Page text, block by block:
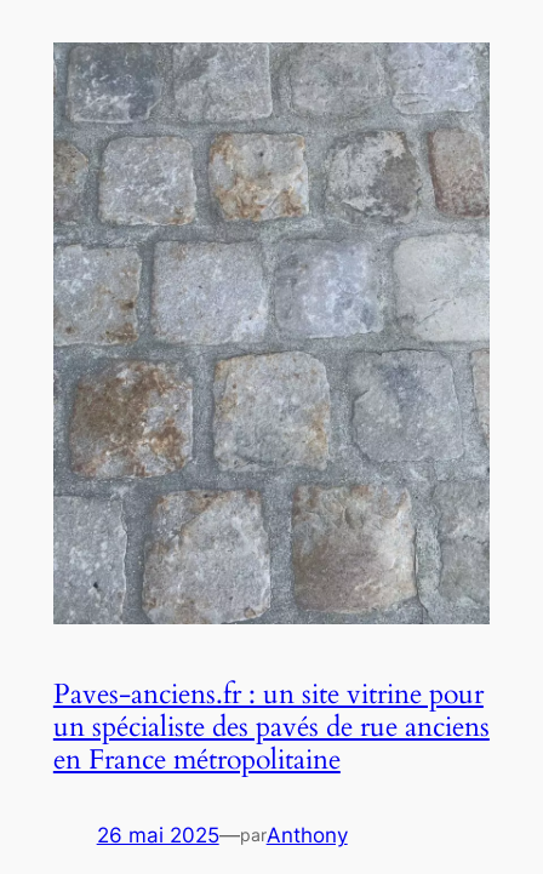
Paves-anciens.fr : un site vitrine pour
un spécialiste des pavés de rue anciens
en France métropolitaine
26 mai 2025—parAnthony